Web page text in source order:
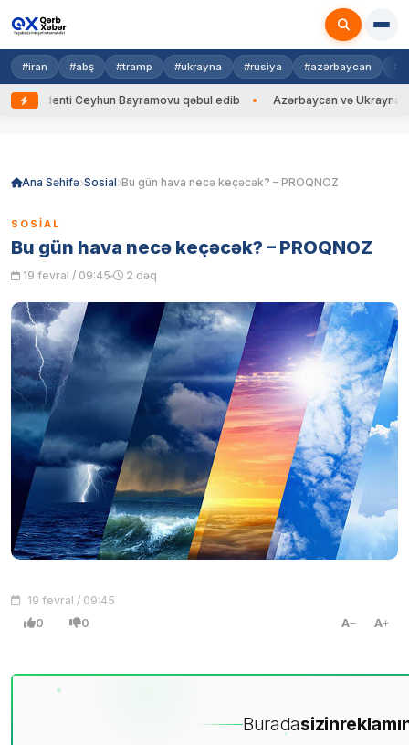
#iran #abş #tramp #ukrayna #rusiya #azərbaycan
Ceyhun Bayramovu qəbul edib Azərbaycan və Ukrayna XİN
Ana Səhifə Sosial Bu gün hava necə keçəcək? – PROQNOZ
SOSIAL
Bu gün hava necə keçəcək? – PROQNOZ
19 fevral / 09:45 2 dəq
19 fevral / 09:45
0 0 A A
Buradasizin